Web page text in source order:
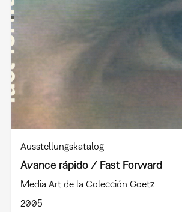
Ausstellungskatalog
Avance rápido / Fast Forward
Media Art de la Colección Goetz
2005